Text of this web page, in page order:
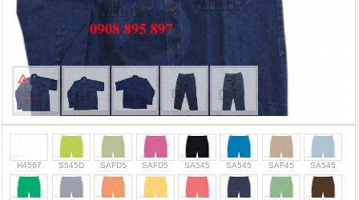
H4567 S545D SAFD5 SAFD5 SA545 SA545 SAF45 SA545
Cọc giao thông, rào chắn công trình
Bình chữa cháy, cứu hỏa
Chính sách bảo mật thông tin